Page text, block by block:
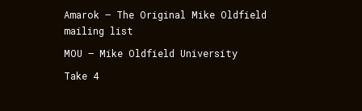
Amarok – The Original Mike Oldfield
mailing list
MOU – Mike Oldfield University
Take 4